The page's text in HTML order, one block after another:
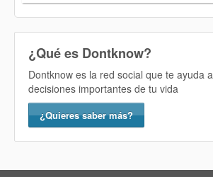
¿Qué es Dontknow?
Dontknow es la red social que te ayuda
decisiones importantes de tu vida
¿Quieres saber más?